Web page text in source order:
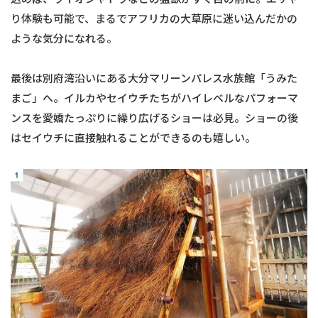
り体験も可能で、まるでアフリカの大草原に迷い込んだかの
ような気分になれる。
最後は別府湾沿いにある大分マリーンパレス水族館「うみた
まご」へ。イルカやセイウチたちがハイレベルなパフォーマ
ンスを愛嬌たっぷりに繰り広げるショーは必見。ショーの後
はセイウチに直接触れることができるのも嬉しい。